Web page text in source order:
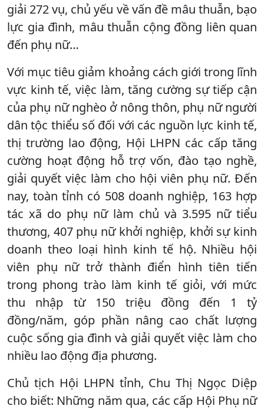
giải 272 vụ, chủ yếu về vấn đề mâu thuẫn, bạo
lực gia đình, mâu thuẫn cộng đồng liên quan
đến phụ nữ…
Với mục tiêu giảm khoảng cách giới trong lĩnh
vực kinh tế, việc làm, tăng cường sự tiếp cận
của phụ nữ nghèo ở nông thôn, phụ nữ người
dân tộc thiểu số đối với các nguồn lực kinh tế,
thị trường lao động, Hội LHPN các cấp tăng
cường hoạt động hỗ trợ vốn, đào tạo nghề,
giải quyết việc làm cho hội viên phụ nữ. Đến
nay, toàn tỉnh có 508 doanh nghiệp, 163 hợp
tác xã do phụ nữ làm chủ và 3.595 nữ tiểu
thương, 407 phụ nữ khởi nghiệp, khởi sự kinh
doanh theo loại hình kinh tế hộ. Nhiều hội
viên phụ nữ trở thành điển hình tiên tiến
trong phong trào làm kinh tế giỏi, với mức
thu nhập từ 150 triệu đồng đến 1 tỷ
đồng/năm, góp phần nâng cao chất lượng
cuộc sống gia đình và giải quyết việc làm cho
nhiều lao động địa phương.
Chủ tịch Hội LHPN tỉnh, Chu Thị Ngọc Diệp
cho biết: Những năm qua, các cấp Hội Phụ nữ